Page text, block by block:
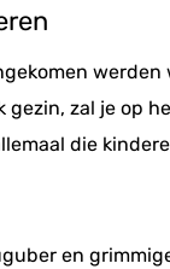
gezin, zal je op
die
en